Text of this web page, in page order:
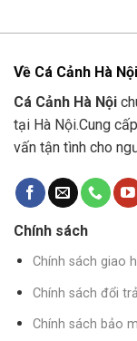
Về Cá Cảnh Hà Nội
Cá Cảnh Hà Nội
tại Hà Nội.Cung
vấn tận tình cho
Chính sách
Chính sách giao
Chính sách đổi trả
Chính sách bảo